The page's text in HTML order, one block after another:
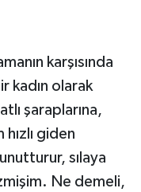
karşısında
kadın olarak
şaraplarına,
giden
sılaya
Ne demeli,